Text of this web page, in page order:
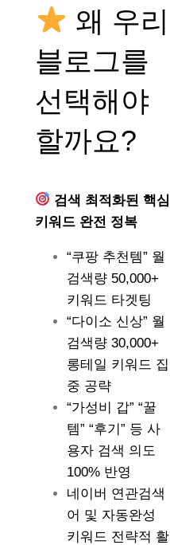
왜 우리
블로그를
선택해야
할까요?
검색 최적화된 핵심
키워드 완전 정복
“쿠팡 추천템” 월
검색량 50,000+
키워드 타겟팅
“다이소 신상” 월
검색량 30,000+
롱테일 키워드 집
중 공략
“가성비 갑” “꿀
템” “후기” 등 사
용자 검색 의도
100% 반영
네이버 연관검색
어 및 자동완성
키워드 전략적 활